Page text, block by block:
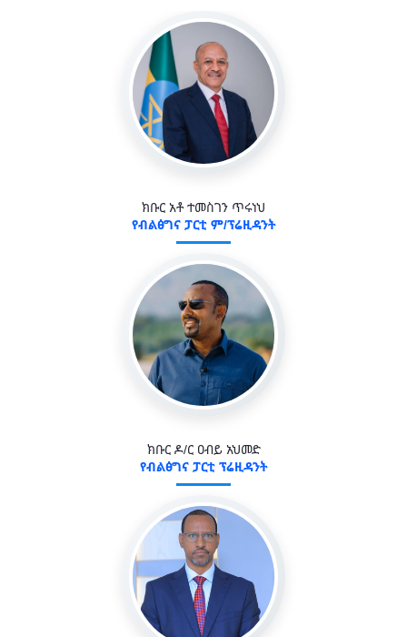
ክቡር አቶ ተመስገን ጥሩነህ
የብልፅግና ፓርቲ ም/ፕሬዚዳንት
ክቡር ዶ/ር ዐብይ አህመድ
የብልፅግና ፓርቲ ፕሬዚዳንት